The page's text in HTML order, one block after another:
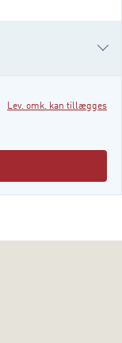
Lev. omk. kan tillægges